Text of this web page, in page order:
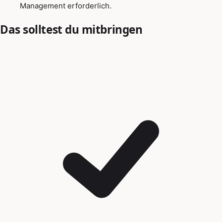
Management erforderlich.
Das solltest du mitbringen